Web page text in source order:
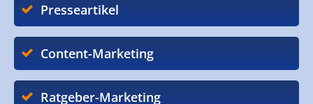
Presseartikel
Content-Marketing
Ratgeber-Marketing